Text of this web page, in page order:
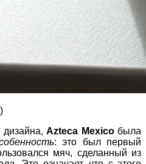
Azteca Mexicoбыла
: это был первый
мяч, сделанный из